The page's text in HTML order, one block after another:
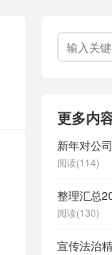
更多内
新年对公
阅读(114)
整理汇总
阅读(130)
宣传法治